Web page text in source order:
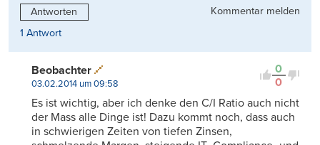
Antworten
Kommentar melden
1 Antwort
0
0
Beobachter
03.02.2014 um 09:58
Es ist wichtig, aber ich denke den C/I Ratio auch nicht
der Mass alle Dinge ist! Dazu kommt noch, dass auch
in schwierigen Zeiten von tiefen Zinsen,